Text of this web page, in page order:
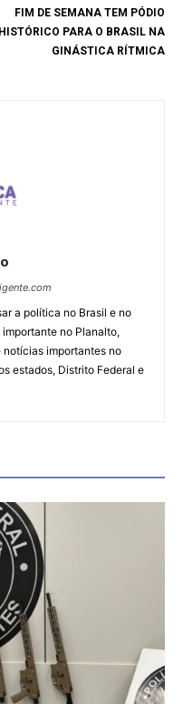
FIM DE SEMANA TEM PÓDIO
HISTÓRICO PARA O BRASIL NA
GINÁSTICA RÍTMICA
a política no Brasil e no
no Planalto,
notícias importantes no
estados, Distrito Federal e